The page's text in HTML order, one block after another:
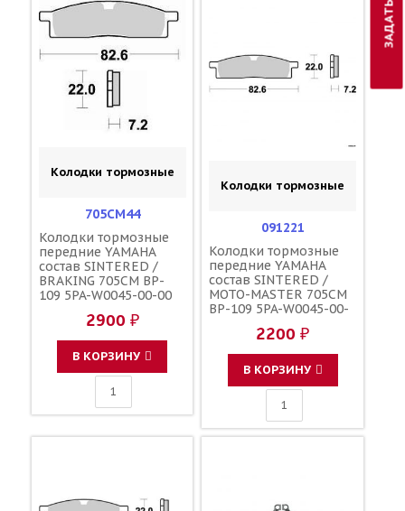
Колодки тормозные
705CM44
Колодки тормозные
передние YAMAHA
состав SINTERED /
BRAKING 705CM BP-
109 5PA-W0045-00-00
2900 ₽
В КОРЗИНУ
Колодки тормозные
091221
Колодки тормозные
передние YAMAHA
состав SINTERED /
MOTO-MASTER 705CM
BP-109 5PA-W0045-00-
2200 ₽
В КОРЗИНУ